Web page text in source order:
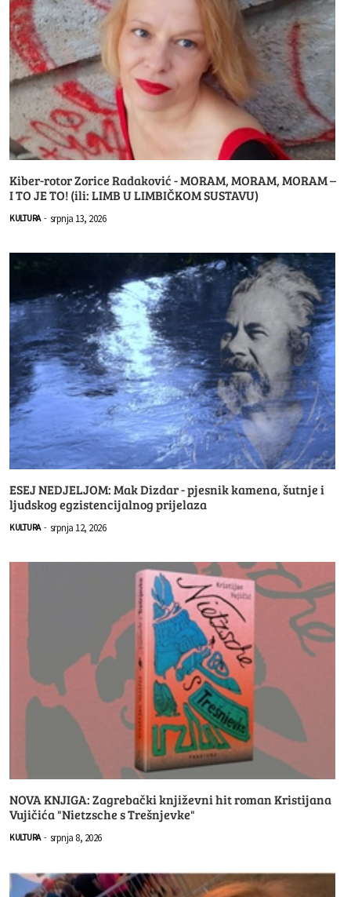
Kiber-rotor Zorice Radaković - MORAM, MORAM, MORAM –
I TO JE TO! (ili: LIMB U LIMBIČKOM SUSTAVU)
KULTURA - srpnja 13, 2026
ESEJ NEDJELJOM: Mak Dizdar - pjesnik kamena, šutnje i
ljudskog egzistencijalnog prijelaza
KULTURA - srpnja 12, 2026
NOVA KNJIGA: Zagrebački književni hit roman Kristijana
Vujičića "Nietzsche s Trešnjevke"
KULTURA - srpnja 8, 2026